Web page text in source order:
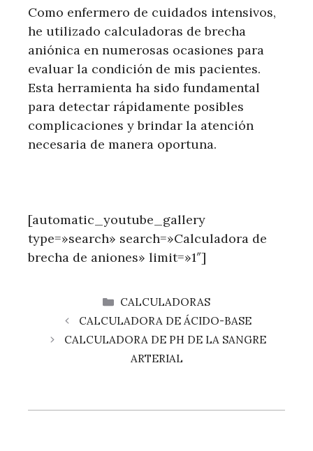
Como enfermero de cuidados intensivos,
he utilizado calculadoras de brecha
aniónica en numerosas ocasiones para
evaluar la condición de mis pacientes.
Esta herramienta ha sido fundamental
para detectar rápidamente posibles
complicaciones y brindar la atención
necesaria de manera oportuna.
[automatic_youtube_gallery
type=»search» search=»Calculadora de
brecha de aniones» limit=»1″]
CATEGORÍAS
CALCULADORAS
CALCULADORA DE ÁCIDO-BASE
CALCULADORA DE PH DE LA SANGRE
ARTERIAL